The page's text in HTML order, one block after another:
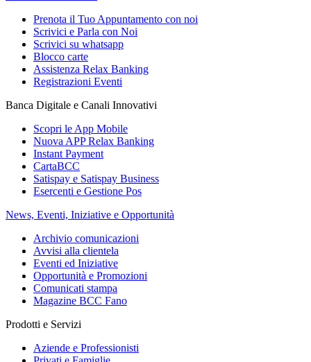
Prenota il Tuo Appuntamento con noi
Scrivici e Parla con Noi
Scrivici su whatsapp
Blocco carte
Assistenza Relax Banking
Registrazioni Eventi
Banca Digitale e Canali Innovativi
Scopri le App Mobile
Nuova APP Relax Banking
Instant Payment
CartaBCC
Satispay e Satispay Business
Esercenti e Gestione Pos
News, Eventi, Iniziative e Opportunità
Archivio comunicazioni
Avvisi alla clientela
Eventi ed Iniziative
Opportunità e Promozioni
Comunicati stampa
Magazine BCC Fano
Prodotti e Servizi
Aziende e Professionisti